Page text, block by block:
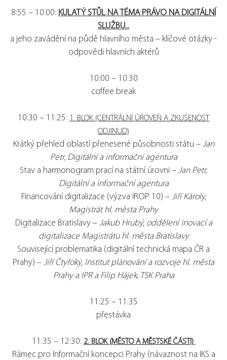
8:55 – 10:00: KULATÝ STŮL NA TÉMA PRÁVO NA DIGITÁLNÍ
SLUŽBU...
a jeho zavádění na půdě hlavního města – klíčové otázky -
odpovědi hlavních aktérů
10:00 – 10:30
coffee break
10:30 – 11:25: 1. BLOK (CENTRÁLNÍ ÚROVEŇ A ZKUŠENOST
ODJINUD)
Krátký přehled oblastí přenesené působnosti státu – Jan
Petr, Digitální a informační agentura
Stav a harmonogram prací na státní úrovni – Jan Petr,
Digitální a informační agentura
Financování digitalizace (výzva IROP 10) – Jiří Károly,
Magistrát hl. města Prahy
Digitalizace Bratislavy – Jakub Hrubý, oddělení inovací a
digitalizace Magistrátu hl. města Bratislavy
Související problematika (digitální technická mapa ČR a
Prahy) – Jiří Čtyřoký, Institut plánování a rozvoje hl. města
Prahy a IPR a Filip Hájek, TSK Praha
11:25 – 11:35
přestávka
11:35 – 12:30: 2. BLOK (MĚSTO A MĚSTSKÉ ČÁSTI)
Rámec pro Informační koncepci Prahy (návaznost na IKS a